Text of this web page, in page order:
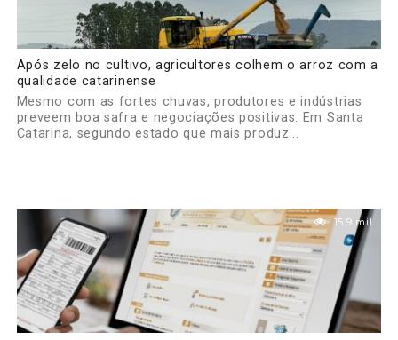
Após zelo no cultivo, agricultores colhem o arroz com a
qualidade catarinense
Mesmo com as fortes chuvas, produtores e indústrias
preveem boa safra e negociações positivas. Em Santa
Catarina, segundo estado que mais produz...
15.9 mil